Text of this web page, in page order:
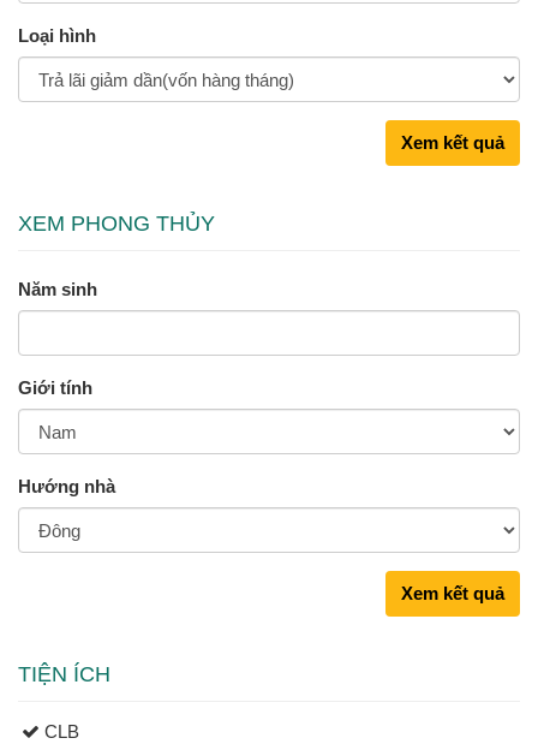
Loại hình
Xem kết quả
XEM PHONG THỦY
Năm sinh
Giới tính
Hướng nhà
Xem kết quả
TIỆN ÍCH
CLB